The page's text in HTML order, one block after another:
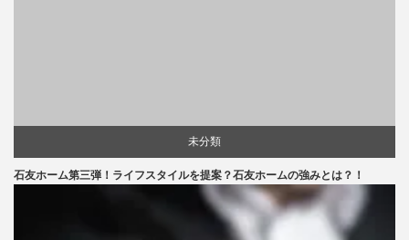
未分類
石友ホーム第三弾！ライフスタイルを提案？石友ホームの強みとは？！